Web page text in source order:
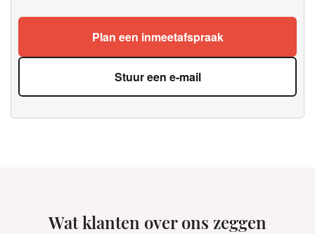
Plan een inmeetafspraak
Stuur een e-mail
Wat klanten over ons zeggen